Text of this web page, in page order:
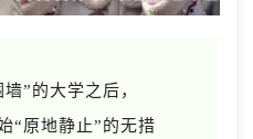
”的大学之后，
“原地静止”的无措